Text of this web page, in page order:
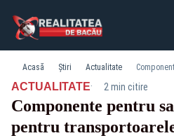
Acasă Știri Actualitate
ACTUALITATE· 2 min citire
Componente pentru
pentru